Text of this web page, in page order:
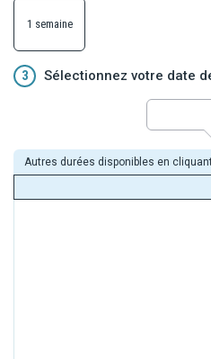
1 semaine
3 Sélectionnez votre date
Autres durées disponibles en